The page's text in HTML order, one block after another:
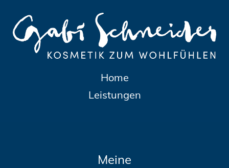
Home
Leistungen
Meine